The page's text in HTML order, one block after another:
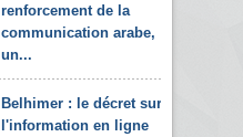
renforcement de la
communication arabe,
un...
Belhimer : le décret sur
l'information en ligne